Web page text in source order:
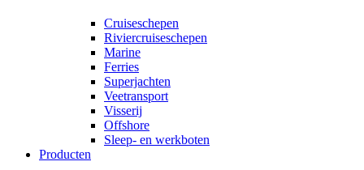
Cruiseschepen
Riviercruiseschepen
Marine
Ferries
Superjachten
Veetransport
Visserij
Offshore
Sleep- en werkboten
Producten